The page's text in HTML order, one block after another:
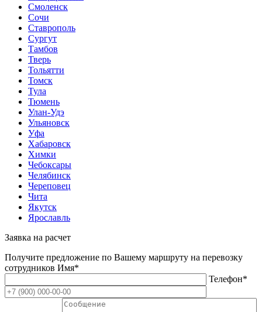
Смоленск
Сочи
Ставрополь
Сургут
Тамбов
Тверь
Тольятти
Томск
Тула
Тюмень
Улан-Удэ
Ульяновск
Уфа
Хабаровск
Химки
Чебоксары
Челябинск
Череповец
Чита
Якутск
Ярославль
Заявка на расчет
Получите предложение по Вашему маршруту на перевозку
сотрудников Имя*
Телефон*